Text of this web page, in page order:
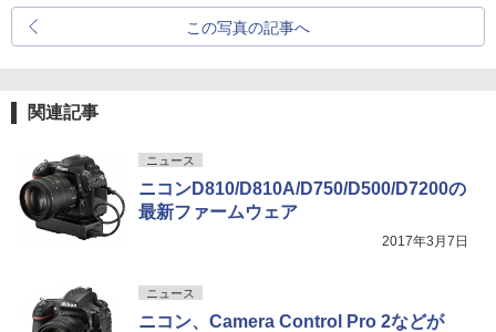
この写真の記事へ
関連記事
ニュース
ニコンD810/D810A/D750/D500/D7200の
最新ファームウェア
2017年3月7日
ニュース
ニコン、Camera Control Pro 2などが